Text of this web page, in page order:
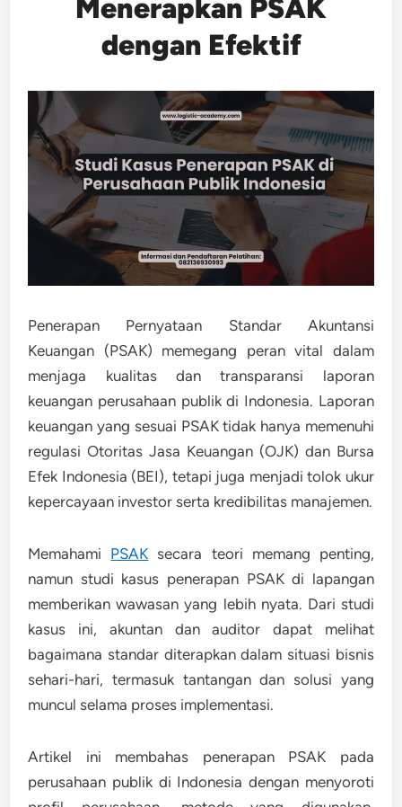
Menerapkan PSAK
dengan Efektif
Penerapan Pernyataan Standar Akuntansi
Keuangan (PSAK) memegang peran vital dalam
menjaga kualitas dan transparansi laporan
keuangan perusahaan publik di Indonesia. Laporan
keuangan yang sesuai PSAK tidak hanya memenuhi
regulasiOtoritas Jasa Keuangan (OJK) dan Bursa
Efek Indonesia (BEI), tetapi juga menjadi tolok ukur
kepercayaan investor serta kredibilitas manajemen.
Memahami PSAK secara teori memang penting,
namun studi kasus penerapan PSAK di lapangan
memberikan wawasan yang lebih nyata. Dari studi
kasus ini, akuntan dan auditor dapat melihat
bagaimana standar diterapkan dalam situasi bisnis
sehari-hari, termasuk tantangan dan solusi yang
muncul selama proses implementasi.
Artikel ini membahas penerapan PSAK pada
perusahaan publik di Indonesia dengan menyoroti